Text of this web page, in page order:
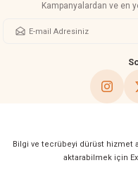
Kampanyalardan ve en
Bilgi ve tecrübeyi dürüst hizmet
aktarabilmek için